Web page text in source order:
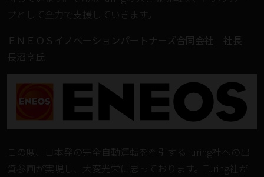
プとして全力で支援していきます。
ＥＮＥＯＳイノベーションパートナーズ合同会社 社長
長沼亨氏
この度、日本発の完全自動運転を牽引するTuring社への出
資参画が実現し、大変光栄に思っております。Turing社が